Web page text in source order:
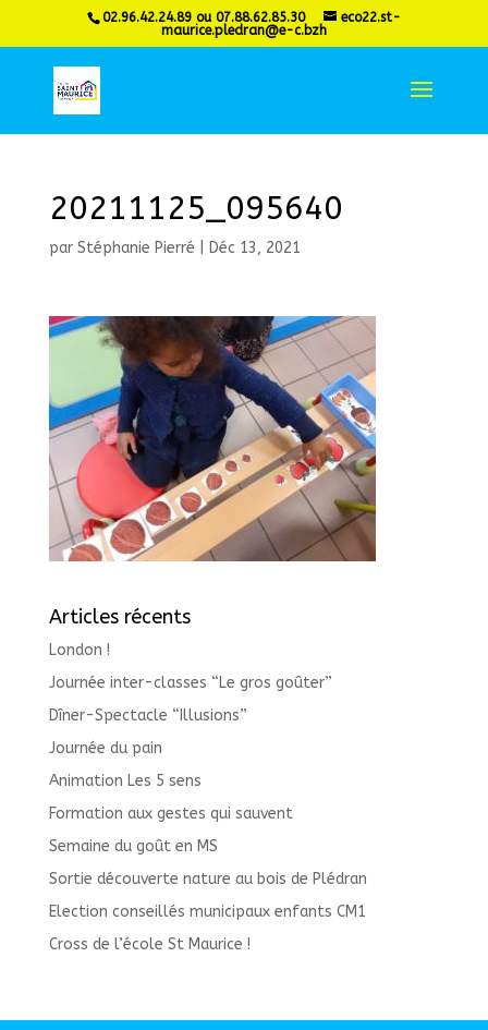
02.96.42.24.89 ou 07.88.62.85.30
eco22.st-
maurice.pledran@e-c.bzh
20211125_095640
par Stéphanie Pierré Déc 13, 2021
Articles récents
London !
Journée inter-classes “Le gros goûter”
Dîner-Spectacle “Illusions”
Journée du pain
Animation Les 5 sens
Formation aux gestes qui sauvent
Semaine du goût en MS
Sortie découverte nature au bois de Plédran
Election conseillés municipaux enfants CM1
Cross de l’école St Maurice !